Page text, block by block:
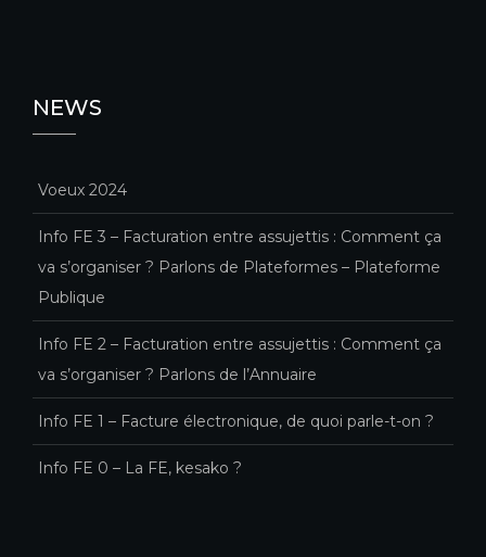
NEWS
Voeux 2024
Info FE 3 – Facturation entre assujettis : Comment ça
va s’organiser ? Parlons de Plateformes – Plateforme
Publique
Info FE 2 – Facturation entre assujettis : Comment ça
va s’organiser ? Parlons de l’Annuaire
Info FE 1 – Facture électronique, de quoi parle-t-on ?
Info FE 0 – La FE, kesako ?